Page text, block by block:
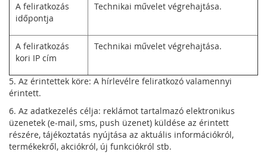
A feliratkozás
időpontja
Technikai művelet végrehajtása.
A feliratkozás
kori IP cím
Technikai művelet végrehajtása.
5. Az érintettek köre: A hírlevélre feliratkozó valamennyi
érintett.
6. Az adatkezelés célja: reklámot tartalmazó elektronikus
üzenetek (e-mail, sms, push üzenet) küldése az érintett
részére, tájékoztatás nyújtása az aktuális információkról,
termékekről, akciókról, új funkciókról stb.